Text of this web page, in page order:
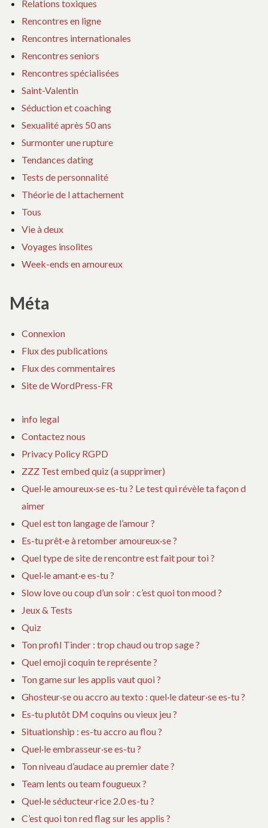
Relations toxiques
Rencontres en ligne
Rencontres internationales
Rencontres seniors
Rencontres spécialisées
Saint-Valentin
Séduction et coaching
Sexualité après 50 ans
Surmonter une rupture
Tendances dating
Tests de personnalité
Théorie de l attachement
Tous
Vie à deux
Voyages insolites
Week-ends en amoureux
Méta
Connexion
Flux des publications
Flux des commentaires
Site de WordPress-FR
info legal
Contactez nous
Privacy Policy RGPD
ZZZ Test embed quiz (a supprimer)
Quel·le amoureux·se es-tu ? Le test qui révèle ta façon d
aimer
Quel est ton langage de l’amour ?
Es-tu prêt·e à retomber amoureux·se ?
Quel type de site de rencontre est fait pour toi ?
Quel·le amant·e es-tu ?
Slow love ou coup d’un soir : c’est quoi ton mood ?
Jeux & Tests
Quiz
Ton profil Tinder : trop chaud ou trop sage ?
Quel emoji coquin te représente ?
Ton game sur les applis vaut quoi ?
Ghosteur·se ou accro au texto : quel·le dateur·se es-tu ?
Es-tu plutôt DM coquins ou vieux jeu ?
Situationship : es-tu accro au flou ?
Quel·le embrasseur·se es-tu ?
Ton niveau d’audace au premier date ?
Team lents ou team fougueux ?
Quel·le séducteur·rice 2.0 es-tu ?
C’est quoi ton red flag sur les applis ?